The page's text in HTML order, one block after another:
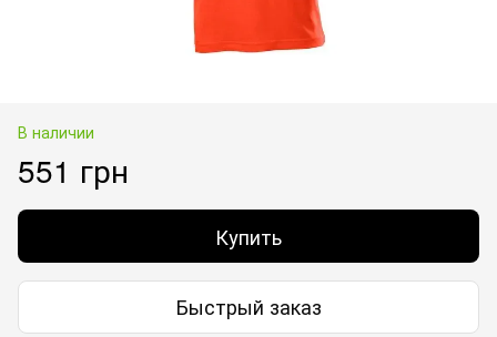
В наличии
551 грн
Купить
Быстрый заказ